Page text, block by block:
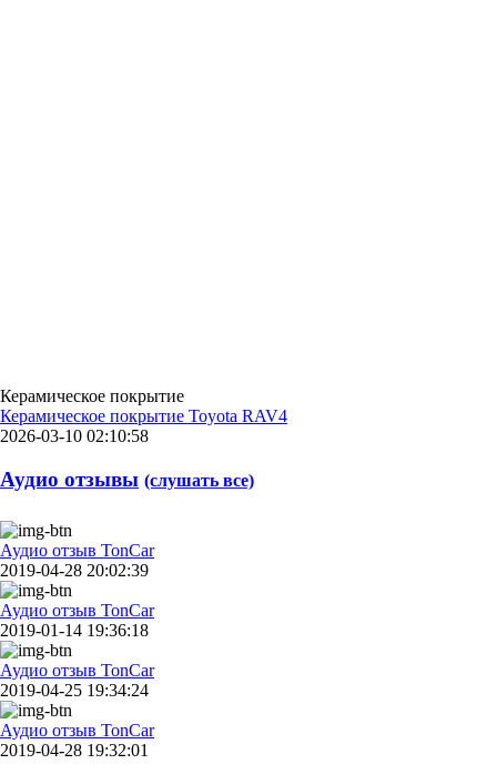
Керамическое покрытие
Керамическое покрытие Toyota RAV4
2026-03-10 02:10:58
Аудио отзывы (слушать все)
Аудио отзыв TonCar
2019-04-28 20:02:39
Аудио отзыв TonCar
2019-01-14 19:36:18
Аудио отзыв TonCar
2019-04-25 19:34:24
Аудио отзыв TonCar
2019-04-28 19:32:01